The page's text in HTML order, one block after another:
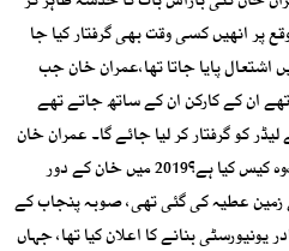
انھیں کسی وقت بھی گرفتار کیا جا
اشتعال پایا جاتا تھا،عمران خان جب
ان کے کارکن ان کے ساتھ جاتے تھے
کو گرفتار کر لیا جائے گا۔ عمران خان
کو جس مقدمے میں گرفتار کیا گیا ہے،وہ کیس کیا ہے؟2019 میں خان کے دور
عطیہ کی گئی تھی، صوبہ پنجاب کے
بنانے کا اعلان کیا تھا، جہاں